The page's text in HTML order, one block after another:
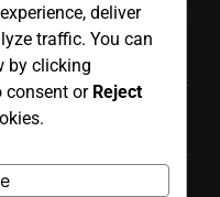
Timing,
Timing,
deliver
traffic. You can
by clicking
consent or Reject